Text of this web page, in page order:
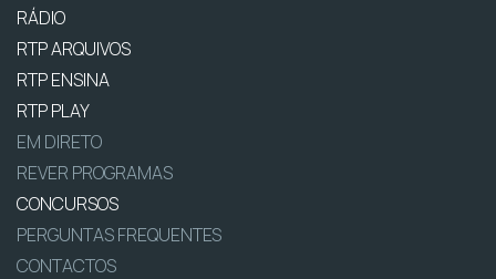
RÁDIO
RTP ARQUIVOS
RTP ENSINA
RTP PLAY
EM DIRETO
REVER PROGRAMAS
CONCURSOS
PERGUNTAS FREQUENTES
CONTACTOS